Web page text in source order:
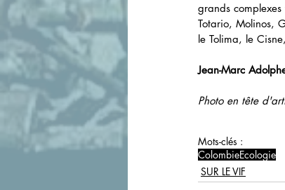
grands
Totario, Molinos,
le Tolima, le
Jean-Marc
Photo en tête
Mots-clés :
ColombieEcologie
SUR LE VIF